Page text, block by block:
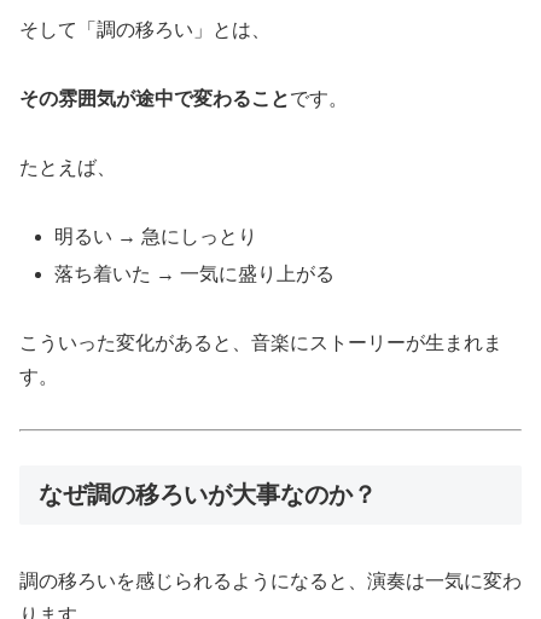
そして「調の移ろい」とは、
その雰囲気が途中で変わることです。
たとえば、
明るい → 急にしっとり
落ち着いた → 一気に盛り上がる
こういった変化があると、音楽にストーリーが生まれま
す。
なぜ調の移ろいが大事なのか？
調の移ろいを感じられるようになると、演奏は一気に変わ
ります。